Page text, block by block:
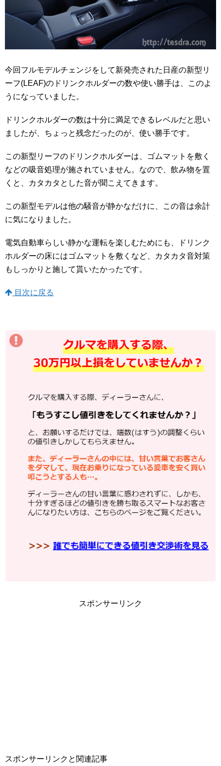
今回フルモデルチェンジをして新発売された日産の新型リ
ーフ(LEAF)のドリンクホルダーの数や使い勝手は、このよ
うになっていました。
ドリンクホルダーの数は十分に満足できるレベルだと思い
ましたが、ちょっと残念だったのが、使い勝手です。
この新型リーフのドリンクホルダーは、ゴムマットを敷く
などの吸音処理が施されていません。なので、飲み物を置
くと、カタカタとした音が聞こえてきます。
この新型モデルは他の騒音が静かなだけに、この音は余計
に気になりました。
電気自動車らしい静かな運転を楽しむためにも、ドリンク
ホルダーの床にはゴムマットを敷くなど、カタカタ音対策
もしっかりと施して貰いたかったです。
目次に戻る
スポンサーリンク
スポンサーリンクと関連記事